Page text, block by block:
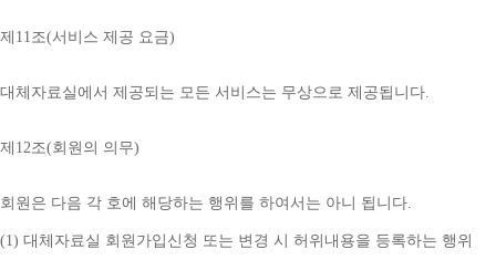
제 11조(서비스 제공 요금)
대체자료실에서 제공되는 모든 서비스는 무상으로 제공됩니다.
제 12조(회원의 의무)
회원은 다음 각 호에 해당하는 행위를 하여서는 아니 됩니다.
(1) 대체자료실 회원가입신청 또는 변경 시 허위내용을 등록하는 행위